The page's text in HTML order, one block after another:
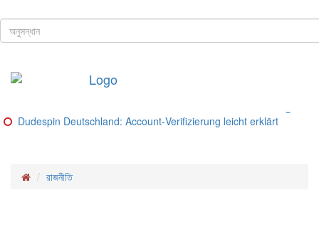
শিরোনাম
Glorion Casino – Schritte und Methoden für deutsche Spieler
Dudespin Deutschland: Account‑Verifizierung leicht erklärt
রাজনীতি